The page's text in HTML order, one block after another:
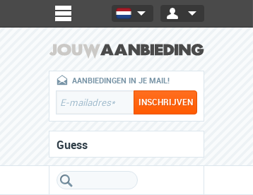
AANBIEDINGEN IN JE MAIL!
Guess